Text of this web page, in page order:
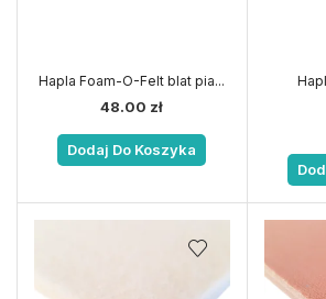
Hapla Foam-O-Felt blat pia...
48.00 zł
Dodaj Do Koszyka